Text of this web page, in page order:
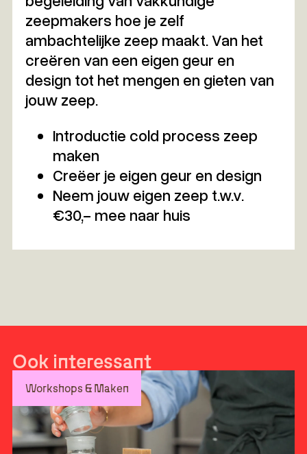
zeepmakers hoe je zelf
ambachtelijke zeep maakt. Van het
creëren van een eigen geur en
design tot het mengen en gieten van
jouw zeep.
Introductie cold process zeep
maken
Creëer je eigen geur en design
Neem jouw eigen zeep t.w.v.
€30,- mee naar huis
Ook interessant
Workshops & Maken